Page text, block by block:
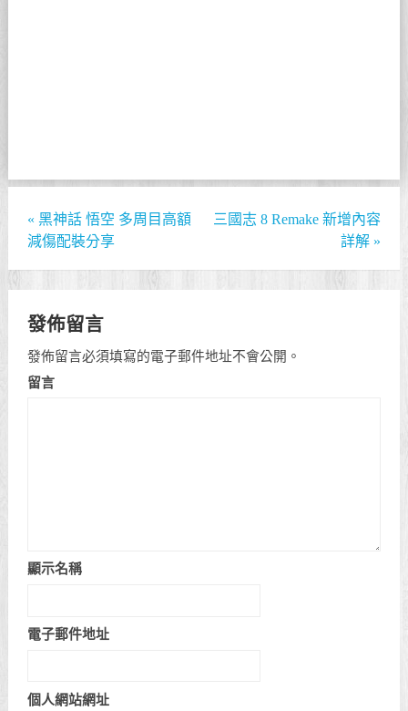
« 黑神話 悟空 多周目高額
減傷配裝分享
三國志 8 Remake 新增內容
詳解 »
發佈留言
發佈留言必須填寫的電子郵件地址不會公開。
留言
顯示名稱
電子郵件地址
個人網站網址